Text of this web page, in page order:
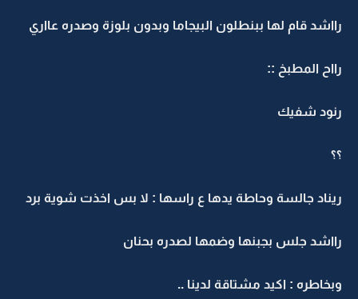
رااشد قام لها ببنطلون البيجاما وبدون بلوزة وصدره عااري
رااح المطبخ ::
رنود شفيك
؟؟
ريناد جالسة وحاطة يدها ع راسها : لا بس اخذت شوية برد
رااشد جلس بجبنها وضمها لصدره بحنان
وبخاطره : اكيد مشتاقة لدينا ..